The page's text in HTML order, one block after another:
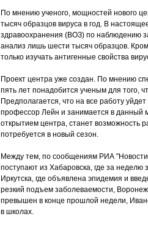
По мнению ученого, мощностей нового
тысяч образцов вируса в год. В
здравоохранения (ВОЗ) по наблюдению
анализ лишь шести тысяч образцов.
только изучать антигенные свойства
Проект центра уже создан. По мнению
пять лет понадобится ученым для того,
Предполагается, что на все работу
профессор Лейн и занимается в данный
открытием центра, станет возможность
потребуется в новый сезон.
Между тем, по сообщениям РИА
поступают из Хабаровска, где за
Иркутска, где объявлена эпидемия и
резкий подъем заболеваемости,
превышен в конце прошлой недели,
в школах.